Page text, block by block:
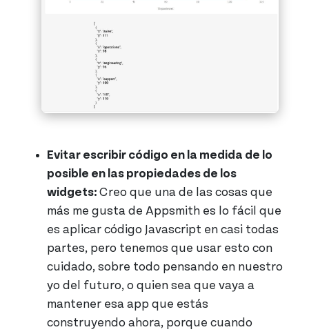
Evitar escribir código en la medida de lo
posible en las propiedades de los
widgets: Creo que una de las cosas que
más me gusta de Appsmith es lo fácil que
es aplicar código Javascript en casi todas
partes, pero tenemos que usar esto con
cuidado, sobre todo pensando en nuestro
yo del futuro, o quien sea que vaya a
mantener esa app que estás
construyendo ahora, porque cuando